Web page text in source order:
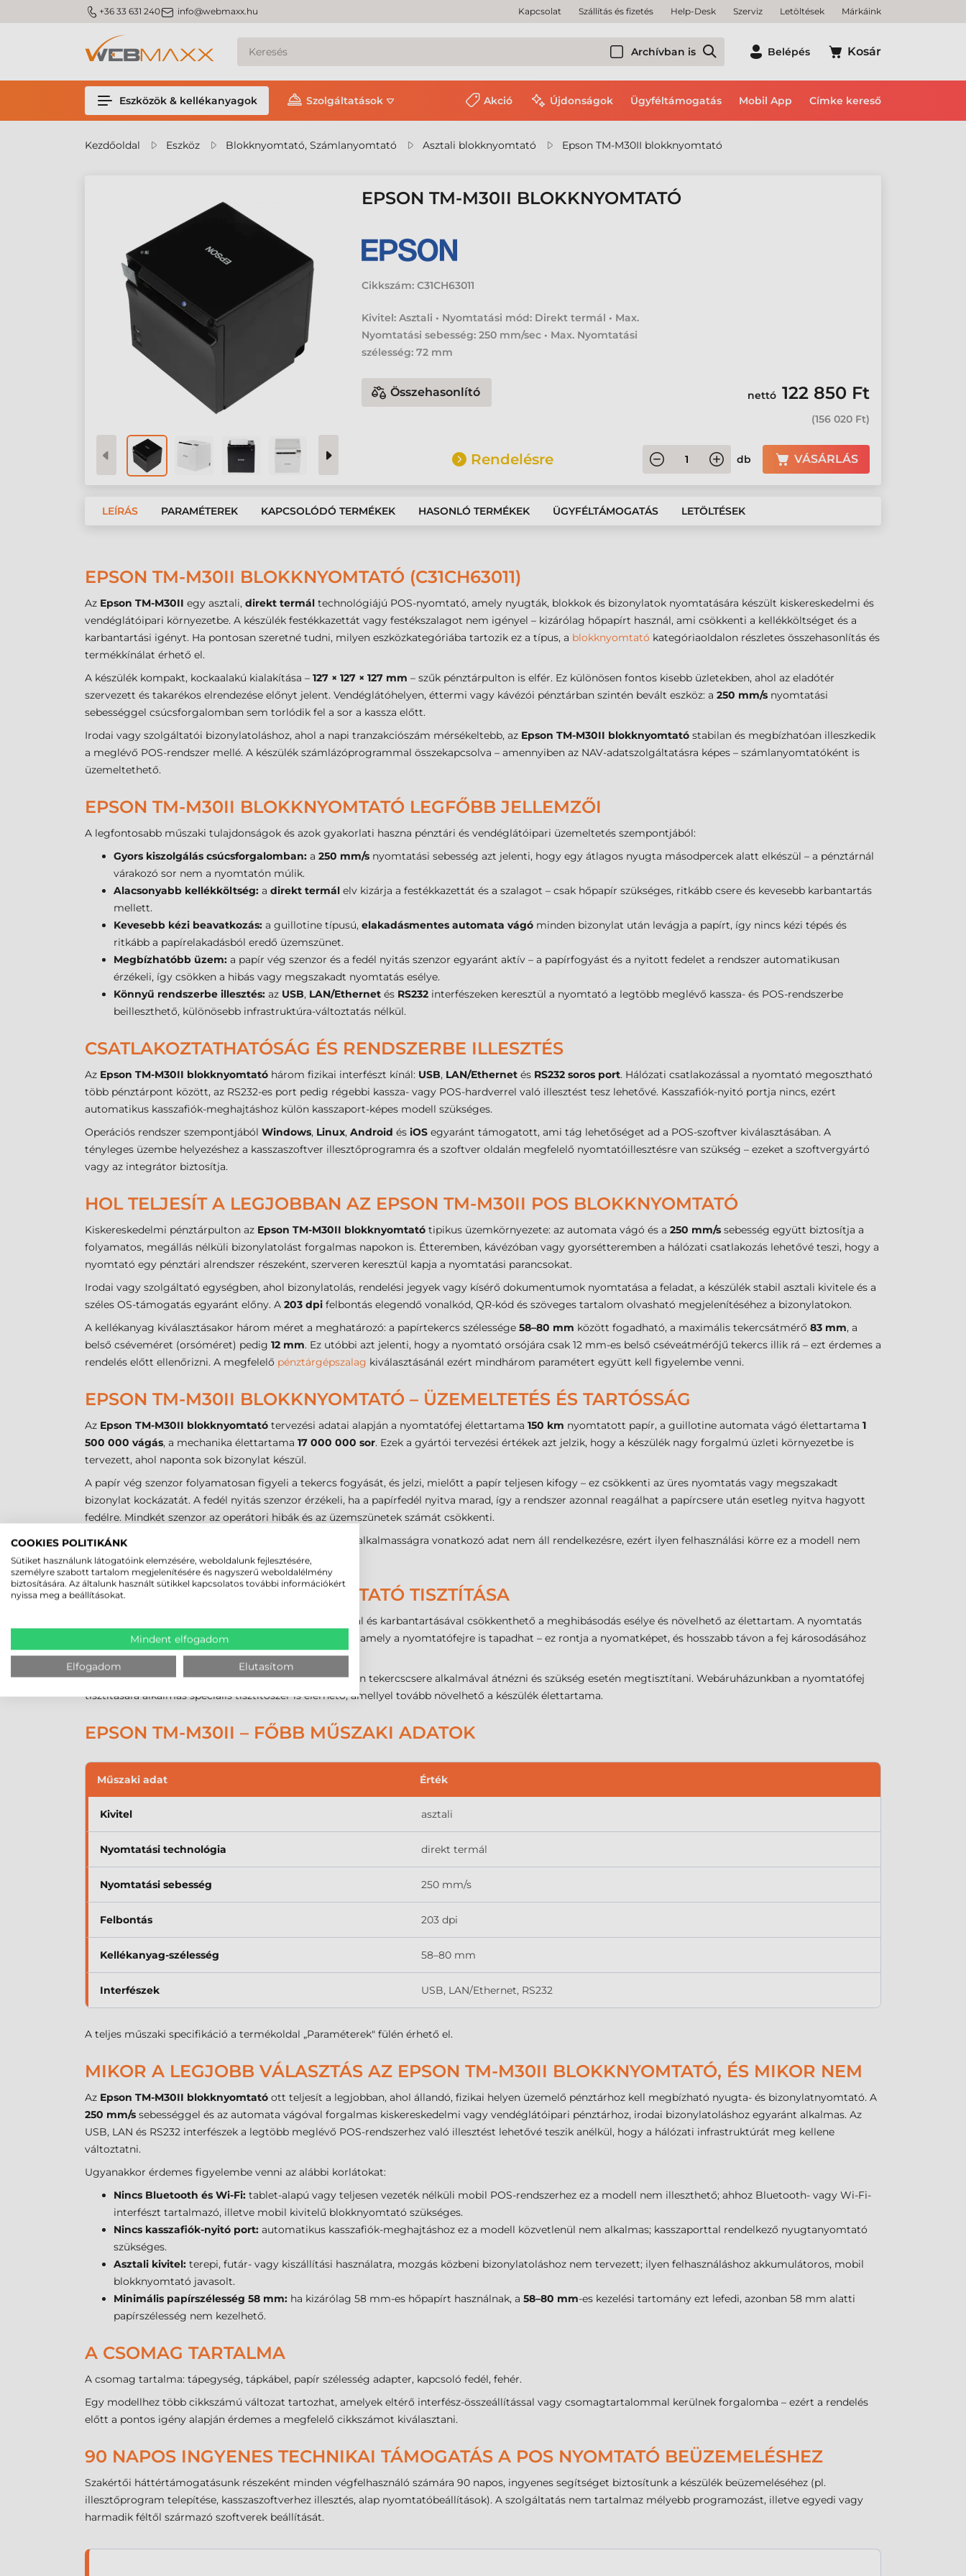
m_phone +36 33 631 240m_email info@webmaxx.hu Kapcsolat Szállítás és fizetés Help-Desk Szerviz Letöltések Márkáink
Archívban is Belépés Kosár
Eszközök & kellékanyagok Szolgáltatások Akció Újdonságok Ügyféltámogatás Mobil App Címke kereső
Kezdőoldal Eszköz Blokknyomtató, Számlanyomtató Asztali blokknyomtató Epson TM-M30II blokknyomtató
EPSON TM-M30II BLOKKNYOMTATÓ
Cikkszám: C31CH63011
Kivitel: Asztali • Nyomtatási mód: Direkt termál • Max.
Nyomtatási sebesség: 250 mm/sec • Max. Nyomtatási
szélesség: 72 mm
Összehasonlító nettó 122 850 Ft
(156 020 Ft)
Rendelésre db VÁSÁRLÁS
LEÍRÁS PARAMÉTEREK KAPCSOLÓDÓ TERMÉKEK HASONLÓ TERMÉKEK ÜGYFÉLTÁMOGATÁS LETÖLTÉSEK
EPSON TM-M30II BLOKKNYOMTATÓ (C31CH63011)
Az Epson TM-M30II egy asztali, direkt termál technológiájú POS-nyomtató, amely nyugták, blokkok és bizonylatok nyomtatására készült kiskereskedelmi és
vendéglátóipari környezetbe. A készülék festékkazettát vagy festékszalagot nem igényel – kizárólag hőpapírt használ, ami csökkenti a kellékköltséget és a
karbantartási igényt. Ha pontosan szeretné tudni, milyen eszközkategóriába tartozik ez a típus, a blokknyomtató kategóriaoldalon részletes összehasonlítás és
termékkínálat érhető el.
A készülék kompakt, kockaalakú kialakítása – 127 × 127 × 127 mm – szűk pénztárpulton is elfér. Ez különösen fontos kisebb üzletekben, ahol az eladótér
szervezett és takarékos elrendezése előnyt jelent. Vendéglátóhelyen, éttermi vagy kávézói pénztárban szintén bevált eszköz: a 250 mm/s nyomtatási
sebességgel csúcsforgalomban sem torlódik fel a sor a kassza előtt.
Irodai vagy szolgáltatói bizonylatoláshoz, ahol a napi tranzakciószám mérsékeltebb, az Epson TM-M30II blokknyomtató stabilan és megbízhatóan illeszkedik
a meglévő POS-rendszer mellé. A készülék számlázóprogrammal összekapcsolva – amennyiben az NAV-adatszolgáltatásra képes – számlanyomtatóként is
üzemeltethető.
EPSON TM-M30II BLOKKNYOMTATÓ LEGFŐBB JELLEMZŐI
A legfontosabb műszaki tulajdonságok és azok gyakorlati haszna pénztári és vendéglátóipari üzemeltetés szempontjából:
Gyors kiszolgálás csúcsforgalomban: a 250 mm/s nyomtatási sebesség azt jelenti, hogy egy átlagos nyugta másodpercek alatt elkészül – a pénztárnál
várakozó sor nem a nyomtatón múlik.
Alacsonyabb kellékköltség: a direkt termál elv kizárja a festékkazettát és a szalagot – csak hőpapír szükséges, ritkább csere és kevesebb karbantartás
mellett.
Kevesebb kézi beavatkozás: a guillotine típusú, elakadásmentes automata vágó minden bizonylat után levágja a papírt, így nincs kézi tépés és
ritkább a papírelakadásból eredő üzemszünet.
Megbízhatóbb üzem: a papír vég szenzor és a fedél nyitás szenzor egyaránt aktív – a papírfogyást és a nyitott fedelet a rendszer automatikusan
érzékeli, így csökken a hibás vagy megszakadt nyomtatás esélye.
Könnyű rendszerbe illesztés: az USB, LAN/Ethernet és RS232 interfészeken keresztül a nyomtató a legtöbb meglévő kassza- és POS-rendszerbe
beilleszthető, különösebb infrastruktúra-változtatás nélkül.
CSATLAKOZTATHATÓSÁG ÉS RENDSZERBE ILLESZTÉS
Az Epson TM-M30II blokknyomtató három fizikai interfészt kínál: USB, LAN/Ethernet és RS232 soros port. Hálózati csatlakozással a nyomtató megosztható
több pénztárpont között, az RS232-es port pedig régebbi kassza- vagy POS-hardverrel való illesztést tesz lehetővé. Kasszafiók-nyitó portja nincs, ezért
automatikus kasszafiók-meghajtáshoz külön kasszaport-képes modell szükséges.
Operációs rendszer szempontjából Windows, Linux, Android és iOS egyaránt támogatott, ami tág lehetőséget ad a POS-szoftver kiválasztásában. A
tényleges üzembe helyezéshez a kasszaszoftver illesztőprogramra és a szoftver oldalán megfelelő nyomtatóillesztésre van szükség – ezeket a szoftvergyártó
vagy az integrátor biztosítja.
HOL TELJESÍT A LEGJOBBAN AZ EPSON TM-M30II POS BLOKKNYOMTATÓ
Kiskereskedelmi pénztárpulton az Epson TM-M30II blokknyomtató tipikus üzemkörnyezete: az automata vágó és a 250 mm/s sebesség együtt biztosítja a
folyamatos, megállás nélküli bizonylatolást forgalmas napokon is. Étteremben, kávézóban vagy gyorsétteremben a hálózati csatlakozás lehetővé teszi, hogy a
nyomtató egy pénztári alrendszer részeként, szerveren keresztül kapja a nyomtatási parancsokat.
Irodai vagy szolgáltató egységben, ahol bizonylatolás, rendelési jegyek vagy kísérő dokumentumok nyomtatása a feladat, a készülék stabil asztali kivitele és a
széles OS-támogatás egyaránt előny. A 203 dpi felbontás elegendő vonalkód, QR-kód és szöveges tartalom olvasható megjelenítéséhez a bizonylatokon.
A kellékanyag kiválasztásakor három méret a meghatározó: a papírtekercs szélessége 58–80 mm között fogadható, a maximális tekercsátmérő 83 mm, a
belső cséveméret (orsóméret) pedig 12 mm. Ez utóbbi azt jelenti, hogy a nyomtató orsójára csak 12 mm-es belső cséveátmérőjű tekercs illik rá – ezt érdemes a
rendelés előtt ellenőrizni. A megfelelő pénztárgépszalag kiválasztásánál ezért mindhárom paramétert együtt kell figyelembe venni.
EPSON TM-M30II BLOKKNYOMTATÓ – ÜZEMELTETÉS ÉS TARTÓSSÁG
Az Epson TM-M30II blokknyomtató tervezési adatai alapján a nyomtatófej élettartama 150 km nyomtatott papír, a guillotine automata vágó élettartama 1
500 000 vágás, a mechanika élettartama 17 000 000 sor. Ezek a gyártói tervezési értékek azt jelzik, hogy a készülék nagy forgalmú üzleti környezetbe is
tervezett, ahol naponta sok bizonylat készül.
A papír vég szenzor folyamatosan figyeli a tekercs fogyását, és jelzi, mielőtt a papír teljesen kifogy – ez csökkenti az üres nyomtatás vagy megszakadt
bizonylat kockázatát. A fedél nyitás szenzor érzékeli, ha a papírfedél nyitva marad, így a rendszer azonnal reagálhat a papírcsere után esetleg nyitva hagyott
fedélre. Mindkét szenzor az operátori hibák és az üzemszünetek számát csökkenti.
A készülékre
garancia vonatkozik. Hűtőházi alkalmasságra vonatkozó adat nem áll rendelkezésre, ezért ilyen felhasználási körre ez a modell nem
ajánlható biztonsággal.
EPSON TM-M30II BLOKKNYOMTATÓ TISZTÍTÁSA
rendszeres tisztításával és karbantartásával csökkenthető a meghibásodás esélye és növelhető az élettartam. A nyomtatás
során papírpor rakódik a nyomtató belső alkatrészeire, amely a nyomtatófejre is tapadhat – ez rontja a nyomatképet, és hosszabb távon a fej károsodásához
vezethet.
Érdemes a nyomtatófejet rendszeresen, például minden tekercscsere alkalmával átnézni és szükség esetén megtisztítani. Webáruházunkban a nyomtatófej
tisztítására alkalmas speciális tisztítószer is elérhető, amellyel tovább növelhető a készülék élettartama.
EPSON TM-M30II – FŐBB MŰSZAKI ADATOK
Műszaki adat Érték
Kivitel asztali
Nyomtatási technológia direkt termál
Nyomtatási sebesség 250 mm/s
Felbontás 203 dpi
Kellékanyag-szélesség 58–80 mm
Interfészek USB, LAN/Ethernet, RS232
A teljes műszaki specifikáció a termékoldal „Paraméterek" fülén érhető el.
MIKOR A LEGJOBB VÁLASZTÁS AZ EPSON TM-M30II BLOKKNYOMTATÓ, ÉS MIKOR NEM
Az Epson TM-M30II blokknyomtató ott teljesít a legjobban, ahol állandó, fizikai helyen üzemelő pénztárhoz kell megbízható nyugta- és bizonylatnyomtató. A
250 mm/s sebességgel és az automata vágóval forgalmas kiskereskedelmi vagy vendéglátóipari pénztárhoz, irodai bizonylatoláshoz egyaránt alkalmas. Az
USB, LAN és RS232 interfészek a legtöbb meglévő POS-rendszerhez való illesztést lehetővé teszik anélkül, hogy a hálózati infrastruktúrát meg kellene
változtatni.
Ugyanakkor érdemes figyelembe venni az alábbi korlátokat:
Nincs Bluetooth és Wi-Fi: tablet-alapú vagy teljesen vezeték nélküli mobil POS-rendszerhez ez a modell nem illeszthető; ahhoz Bluetooth- vagy Wi-Fi-
interfészt tartalmazó, illetve mobil kivitelű blokknyomtató szükséges.
Nincs kasszafiók-nyitó port: automatikus kasszafiók-meghajtáshoz ez a modell közvetlenül nem alkalmas; kasszaporttal rendelkező nyugtanyomtató
szükséges.
Asztali kivitel: terepi, futár- vagy kiszállítási használatra, mozgás közbeni bizonylatoláshoz nem tervezett; ilyen felhasználáshoz akkumulátoros, mobil
blokknyomtató javasolt.
Minimális papírszélesség 58 mm: ha kizárólag 58 mm-es hőpapírt használnak, a 58–80 mm-es kezelési tartomány ezt lefedi, azonban 58 mm alatti
papírszélesség nem kezelhető.
A CSOMAG TARTALMA
A csomag tartalma: tápegység, tápkábel, papír szélesség adapter, kapcsoló fedél, fehér.
Egy modellhez több cikkszámú változat tartozhat, amelyek eltérő interfész-összeállítással vagy csomagtartalommal kerülnek forgalomba – ezért a rendelés
előtt a pontos igény alapján érdemes a megfelelő cikkszámot kiválasztani.
90 NAPOS INGYENES TECHNIKAI TÁMOGATÁS A POS NYOMTATÓ BEÜZEMELÉSHEZ
Szakértői háttértámogatásunk részeként minden végfelhasználó számára 90 napos, ingyenes segítséget biztosítunk a készülék beüzemeléséhez (pl.
illesztőprogram telepítése, kasszaszoftverhez illesztés, alap nyomtatóbeállítások). A szolgáltatás nem tartalmaz mélyebb programozást, illetve egyedi vagy
harmadik féltől származó szoftverek beállítását.
COOKIES POLITIKÁNK
Sütiket használunk látogatóink elemzésére, weboldalunk fejlesztésére,
személyre szabott tartalom megjelenítésére és nagyszerű weboldalélmény
biztosítására. Az általunk használt sütikkel kapcsolatos további információkért
nyissa meg a beállításokat.
Mindent elfogadom
Elfogadom Elutasítom